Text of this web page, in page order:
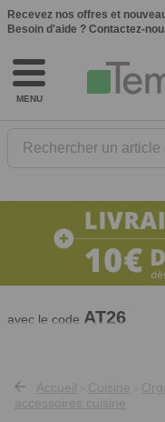
Recevez nos offres et
Besoin d'aide ? Contactez-
MENU
Rechercher un
10€ de réduction dès 40€ d'achat. Offre
valable du 03/08/2026
avec le code AT26
Accueil Cuisine
accessoires cuisine